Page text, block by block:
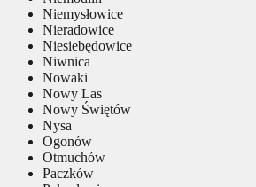
Niemysłowice
Nieradowice
Niesiebędowice
Niwnica
Nowaki
Nowy Las
Nowy Świętów
Nysa
Ogonów
Otmuchów
Paczków